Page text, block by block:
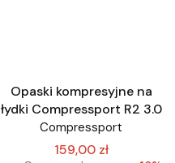
Opaski kompresyjne na
łydki Compressport R2 3.0
Compressport
159,00 zł